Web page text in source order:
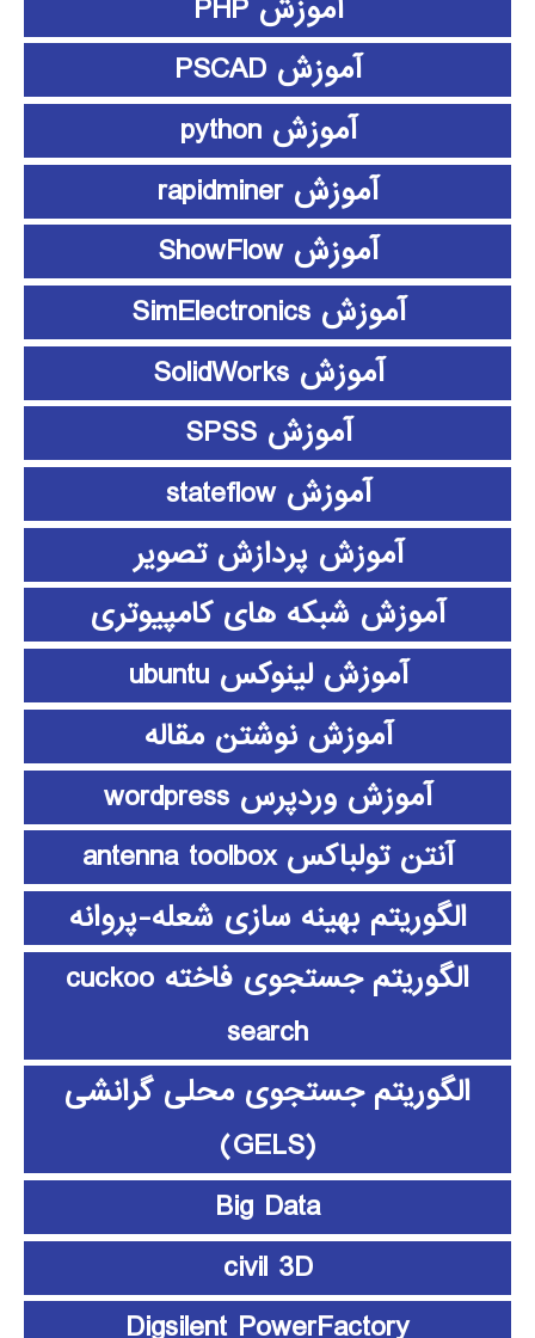
آموزش PSCAD
آموزش python
آموزش rapidminer
آموزش ShowFlow
آموزش SimElectronics
آموزش SolidWorks
آموزش SPSS
آموزش stateflow
آموزش پردازش تصویر
آموزش شبکه های کامپیوتری
آموزش لینوکس ubuntu
آموزش نوشتن مقاله
آموزش وردپرس wordpress
آنتن تولباکس antenna toolbox
الگوریتم بهینه سازی شعله-پروانه
الگوریتم جستجوی فاخته cuckoo
search
الگوریتم جستجوی محلی گرانشی
(GELS)
Big Data
civil 3D
Digsilent PowerFactory